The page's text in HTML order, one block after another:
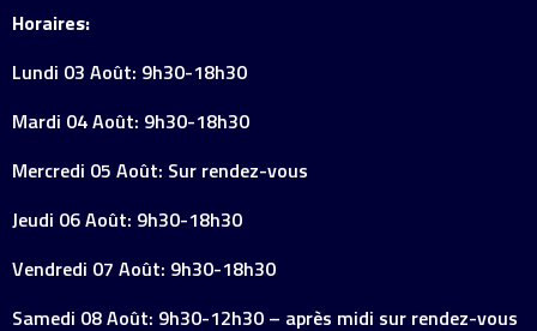
Horaires:
Lundi 03 Août: 9h30-18h30
Mardi 04 Août: 9h30-18h30
Mercredi 05 Août: Sur rendez-vous
Jeudi 06 Août: 9h30-18h30
Vendredi 07 Août: 9h30-18h30
Samedi 08 Août: 9h30-12h30 – après midi sur rendez-vous